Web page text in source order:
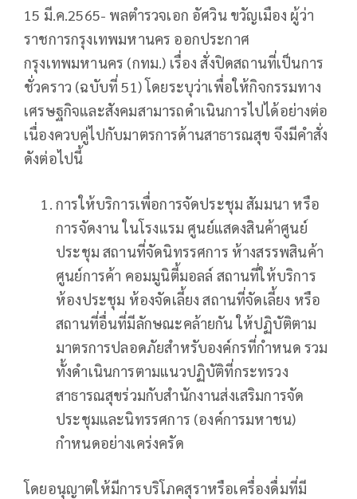
15 มี.ค.2565- พลตำรวจเอก อัศวิน ขวัญเมือง ผู้ว่า
ราชการกรุงเทพมหานคร ออกประกาศ
กรุงเทพมหานคร (กทม.) เรื่อง สั่งปิดสถานที่เป็นการ
ชั่วคราว (ฉบับที่ 51) โดยระบุว่าเพื่อให้กิจกรรมทาง
เศรษฐกิจและสังคมสามารถดำเนินการไปได้อย่างต่อ
เนื่องควบคู่ไปกับมาตรการด้านสาธารณสุข จึงมีคำสั่ง
ดังต่อไปนี้
การให้บริการเพื่อการจัดประชุม สัมมนา หรือ
การจัดงาน ในโรงแรม ศูนย์แสดงสินค้าศูนย์
ประชุม สถานที่จัดนิทรรศการ ห้างสรรพสินค้า
ศูนย์การค้า คอมมูนิตี้มอลล์ สถานที่ให้บริการ
ห้องประชุม ห้องจัดเลี้ยง สถานที่จัดเลี้ยง หรือ
สถานที่อื่นที่มีลักษณะคล้ายกัน ให้ปฏิบัติตาม
มาตรการปลอดภัยสำหรับองค์กรที่กำหนด รวม
ทั้งดำเนินการตามแนวปฏิบัติที่กระทรวง
สาธารณสุขร่วมกับสำนักงานส่งเสริมการจัด
ประชุมและนิทรรศการ (องค์การมหาชน)
กำหนดอย่างเคร่งครัด
โดยอนุญาตให้มีการบริโภคสุราหรือเครื่องดื่มที่มี